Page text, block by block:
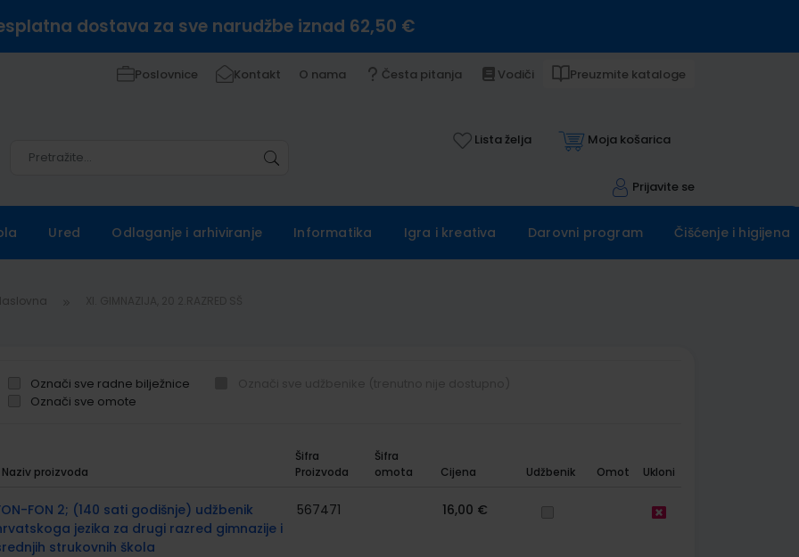
dostava za sve narudžbe iznad 62,50 €
Poslovnice Kontakt O nama Česta pitanja Vodiči Preuzmite kataloge
Lista želja Moja košarica
Prijavite se
Ured Odlaganje i arhiviranje Informatika Igra i kreativa Darovni program Čišćenje i higijena
Označi sve radne bilježnice
Označi sve omote
Naziv proizvoda
Šifra
Proizvoda
Šifra
omota
Cijena Udžbenik Omot Ukloni
FON 2; (140 sati godišnje) udžbenik
jezika za drugi razred gimnazije i
strukovnih škola
567471 16,00 €